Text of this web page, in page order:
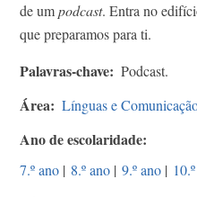
de umpodcast. Entra no
que preparamos para ti.
Palavras-chave Podcast.
Área Línguas e
Ano de escolaridade
7.º ano | 8.º ano | 9.º ano |